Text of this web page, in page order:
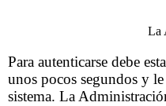
La
Para autenticarse debe
unos pocos segundos y
sistema. La